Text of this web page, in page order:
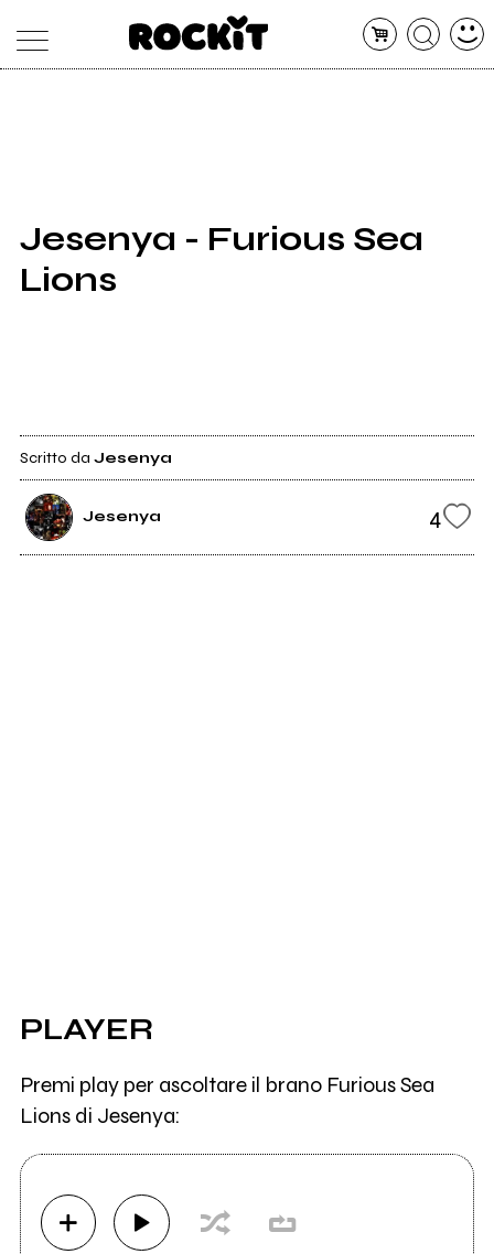
SHOP
RADIO
Jesenya - Furious Sea
Lions
Scritto da Jesenya
Jesenya 4
PLAYER
Premi play per ascoltare il brano Furious Sea
Lions di Jesenya: